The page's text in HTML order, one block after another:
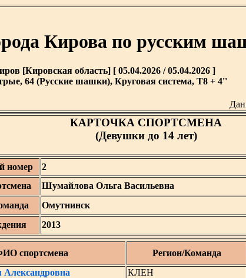
Кирова по русским
[Кировская область] [ 05.04.2026 / 05.04.2026 ]
64 (Русские шашки), Круговая система, T8 + 4''
КАРТОЧКА СПОРТСМЕНА
(Девушки до 14 лет)
номер 2
Шумайлова Ольга Васильевна
Омутнинск
2013
спортсмена Регион/Команда
КЛЕН